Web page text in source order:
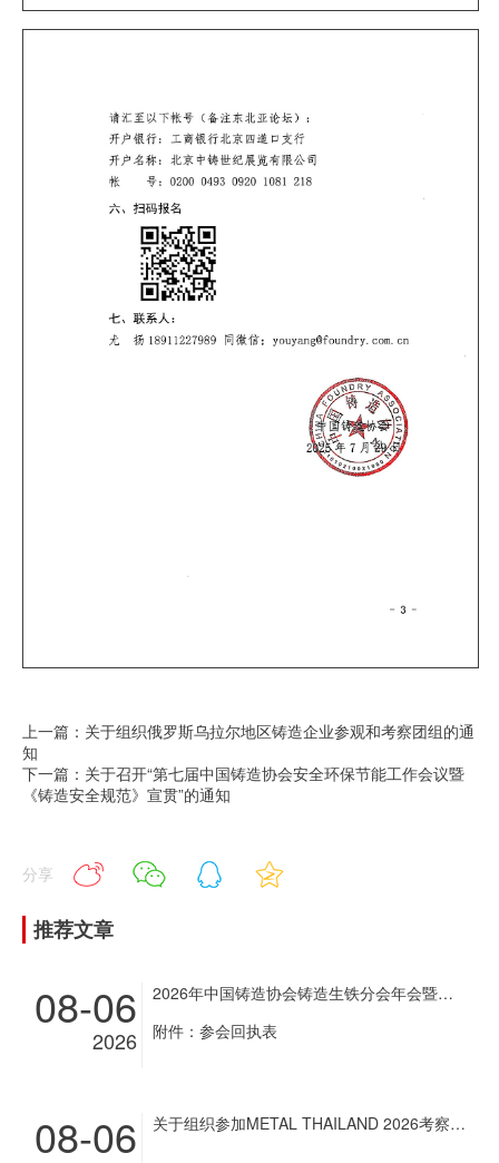
上一篇：关于组织俄罗斯乌拉尔地区铸造企业参观和考察团组的通
知
下一篇：关于召开“第七届中国铸造协会安全环保节能工作会议暨
《铸造安全规范》宣贯”的通知
分享
推荐文章
2026年中国铸造协会铸造生铁分会年会暨铸造生铁企业超低排放改造现场经验交流会通知
08-06
2026 附件：参会回执表
关于组织参加METAL THAILAND 2026考察团和展商团的通知
08-06